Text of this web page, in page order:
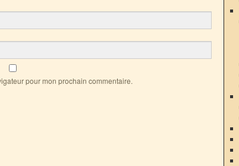
pour mon prochain commentaire.